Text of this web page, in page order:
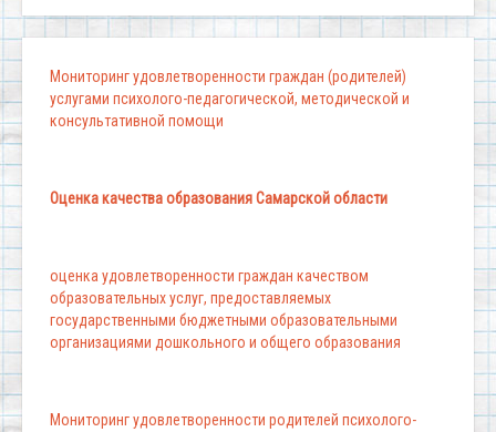
Мониторинг удовлетворенности граждан (родителей)
услугами психолого-педагогической, методической и
консультативной помощи
Оценка качества образования Самарской области
оценка удовлетворенности граждан качеством
образовательных услуг, предоставляемых
государственными бюджетными образовательными
организациями дошкольного и общего образования
Мониторинг удовлетворенности родителей психолого-